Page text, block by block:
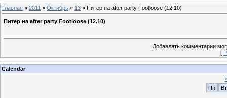
Главная » 2011 » Октябрь » 13 » Питер на after party Footloose (12.10)
Питер на after party Footloose (12.10)
Добавлять комментарии
[
Calendar
Пн
Вт